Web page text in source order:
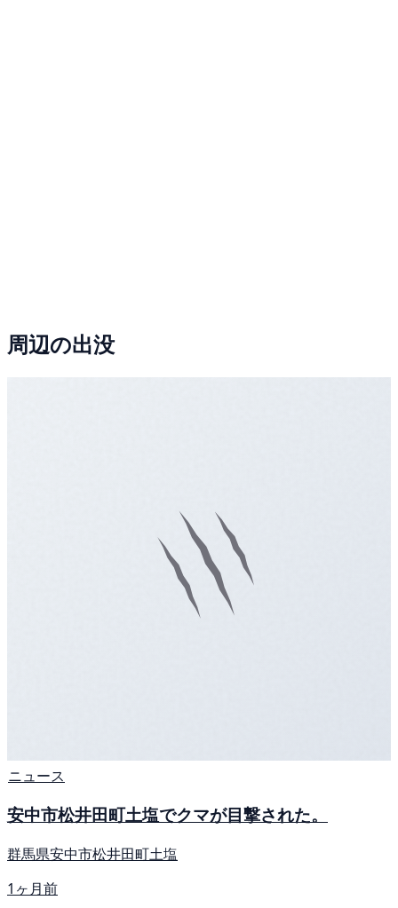
周辺の出没
ニュース
安中市松井田町土塩でクマが目撃された。
群馬県安中市松井田町土塩
1ヶ月前